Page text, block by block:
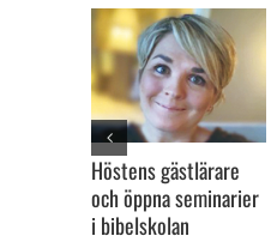
Höstens gästlärare
och öppna seminarier
i bibelskolan